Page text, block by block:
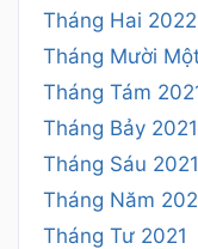
Tháng Hai 2022
Tháng Mười
Tháng Tám
Tháng Bảy 2021
Tháng Sáu 2021
Tháng Năm
Tháng Tư 2021